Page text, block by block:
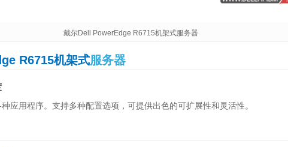
戴尔Dell PowerEdge R6715机架式服务器
R6715机架式服务器
应用程序。支持多种配置选项，可提供出色的可扩展性和灵活性。